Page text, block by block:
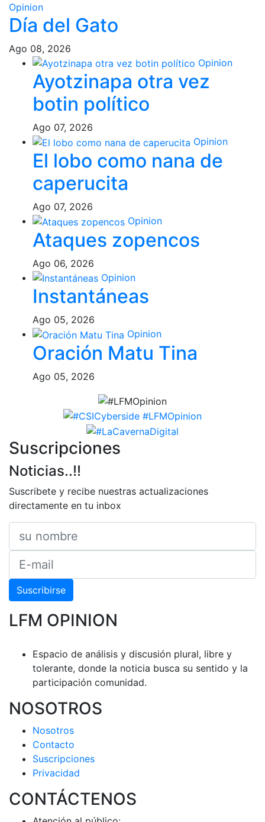
Opinion
Día del Gato
Ago 08, 2026
Opinion
Ayotzinapa otra vez
botin político
Ago 07, 2026
Opinion
El lobo como nana de
caperucita
Ago 07, 2026
Opinion
Ataques zopencos
Ago 06, 2026
Opinion
Instantáneas
Ago 05, 2026
Opinion
Oración Matu Tina
Ago 05, 2026
Suscripciones
Noticias..!!
Suscribete y recibe nuestras actualizaciones
directamente en tu inbox
Suscribirse
LFM OPINION
Espacio de análisis y discusión plural, libre y
tolerante, donde la noticia busca su sentido y la
participación comunidad.
NOSOTROS
Nosotros
Contacto
Suscripciones
Privacidad
CONTÁCTENOS